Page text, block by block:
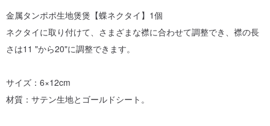
金属タンポポ生地煲煲【蝶ネクタイ】1個
ネクタイに取り付けて、さまざまな襟に合わせて調整でき、襟の長
さは11 "から20"に調整できます。
サイズ：6×12cm
材質：サテン生地とゴールドシート。